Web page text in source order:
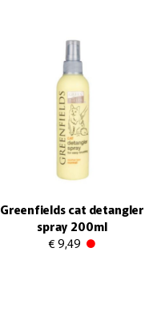
Greenfields cat detangler
spray 200ml
€ 9,49